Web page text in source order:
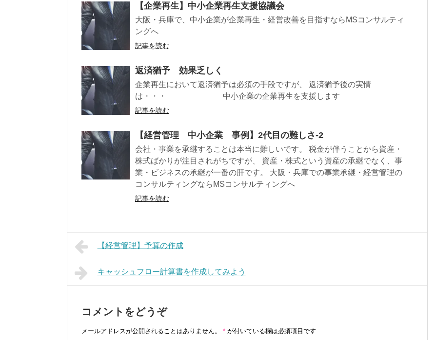
【企業再生】中小企業再生支援協議会
大阪・兵庫で、中小企業が企業再生・経営改善を目指すならMSコンサルティ
ングへ
記事を読む
返済猶予 効果乏しく
企業再生において返済猶予は必須の手段ですが、 返済猶予後の実情
は・・・ 中小企業の企業再生を支援します
記事を読む
【経営管理 中小企業 事例】2代目の難しさ-2
会社・事業を承継することは本当に難しいです。 税金が伴うことから資産・
株式ばかりが注目されがちですが、 資産・株式という資産の承継でなく、事
業・ビジネスの承継が一番の肝です。 大阪・兵庫での事業承継・経営管理の
コンサルティングならMSコンサルティングへ
記事を読む
【経営管理】予算の作成
キャッシュフロー計算書を作成してみよう
コメントをどうぞ
メールアドレスが公開されることはありません。 * が付いている欄は必須項目です